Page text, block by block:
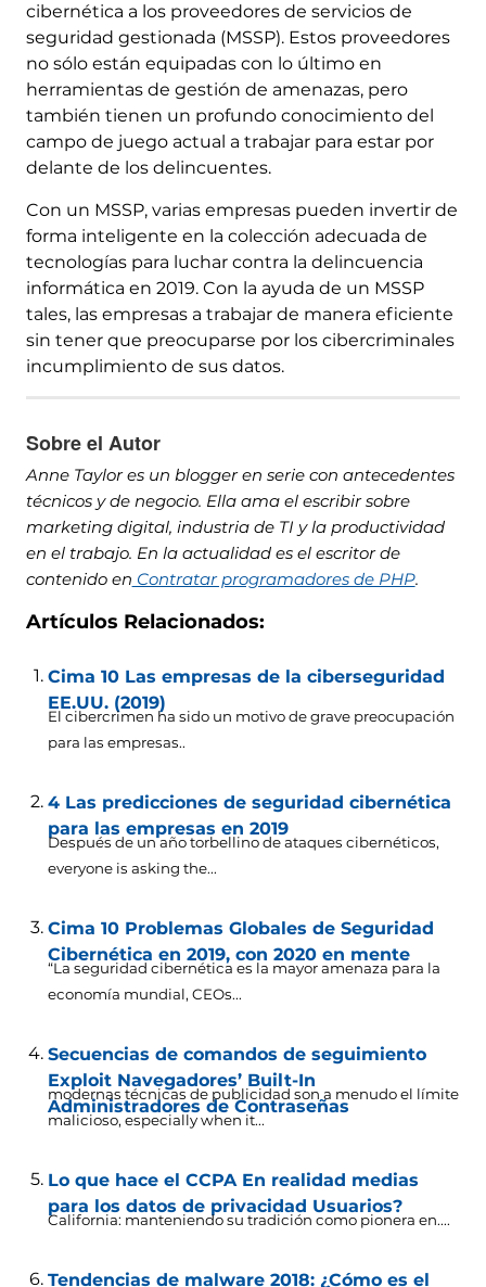
cibernética a los proveedores de servicios de
seguridad gestionada (MSSP). Estos proveedores
no sólo están equipadas con lo último en
herramientas de gestión de amenazas, pero
también tienen un profundo conocimiento del
campo de juego actual a trabajar para estar por
delante de los delincuentes.
Con un MSSP, varias empresas pueden invertir de
forma inteligente en la colección adecuada de
tecnologías para luchar contra la delincuencia
informática en 2019. Con la ayuda de un MSSP
tales, las empresas a trabajar de manera eficiente
sin tener que preocuparse por los cibercriminales
incumplimiento de sus datos.
Sobre el Autor
Anne Taylor es un blogger en serie con antecedentes
técnicos y de negocio. Ella ama el escribir sobre
marketing digital, industria de TI y la productividad
en el trabajo. En la actualidad es el escritor de
contenido en Contratar programadores de PHP.
Artículos Relacionados:
Cima 10 Las empresas de la ciberseguridad
EE.UU. (2019)
El cibercrimen ha sido un motivo de grave preocupación
para las empresas..
4 Las predicciones de seguridad cibernética
para las empresas en 2019
Después de un año torbellino de ataques cibernéticos,
everyone is asking the...
Cima 10 Problemas Globales de Seguridad
Cibernética en 2019, con 2020 en mente
“La seguridad cibernética es la mayor amenaza para la
economía mundial, CEOs...
Secuencias de comandos de seguimiento
Exploit Navegadores’ Built-In
Administradores de Contraseñas
modernas técnicas de publicidad son a menudo el límite
malicioso, especially when it...
Lo que hace el CCPA En realidad medias
para los datos de privacidad Usuarios?
California: manteniendo su tradición como pionera en....
Tendencias de malware 2018: ¿Cómo es el